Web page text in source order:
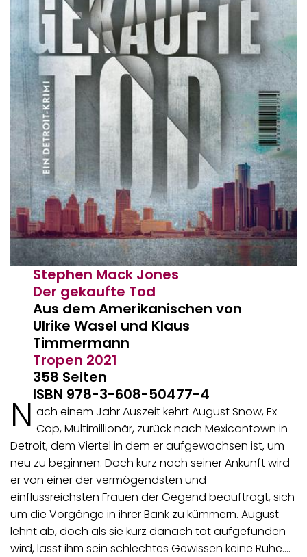
Stephen Mack Jones
Der gekaufte Tod
Aus dem Amerikanischen von
Ulrike Wasel und Klaus
Timmermann
Tropen 2021
358 Seiten
ISBN 978-3-608-50477-4
N ach einem Jahr Auszeit kehrt August Snow, Ex-
Cop, Multimillionär, zurück nach Mexicantown in
Detroit, dem Viertel in dem er aufgewachsen ist, um
neu zu beginnen. Doch kurz nach seiner Ankunft wird
er von einer der vermögendsten und
einflussreichsten Frauen der Gegend beauftragt, sich
um die Vorgänge in ihrer Bank zu kümmern. August
lehnt ab, doch als sie kurz danach tot aufgefunden
wird, lässt ihm sein schlechtes Gewissen keine Ruhe.…